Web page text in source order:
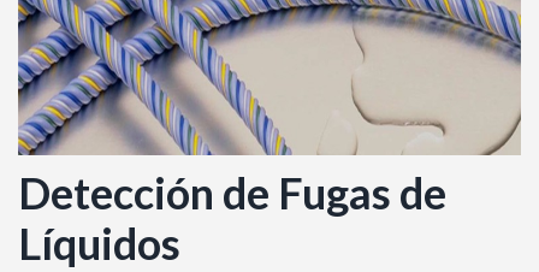
Detección de Fugas de
Líquidos